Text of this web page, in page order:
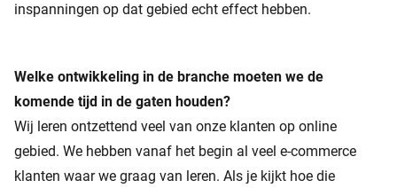
inspanningen op dat gebied echt effect hebben.
Welke ontwikkeling in de branche moeten we de
komende tijd in de gaten houden?
Wij leren ontzettend veel van onze klanten op online
gebied. We hebben vanaf het begin al veel e-commerce
klanten waar we graag van leren. Als je kijkt hoe die